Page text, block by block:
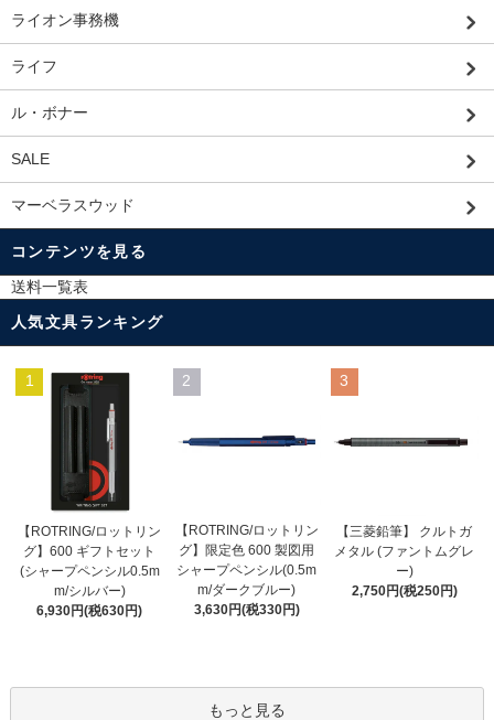
ライオン事務機
ライフ
ル・ボナー
SALE
マーベラスウッド
コンテンツを見る
送料一覧表
人気文具ランキング
1
【ROTRING/ロットリン
グ】600 ギフトセット
(シャープペンシル0.5m
m/シルバー)
6,930円(税630円)
2
【ROTRING/ロットリン
グ】限定色 600 製図用
シャープペンシル(0.5m
m/ダークブルー)
3,630円(税330円)
3
【三菱鉛筆】 クルトガ
メタル (ファントムグレ
ー)
2,750円(税250円)
もっと見る